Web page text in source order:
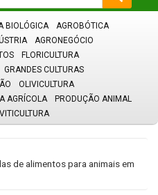
BIOLÓGICA
AGROBÓTICA
AGRONEGÓCIO
FLORICULTURA
GRANDES CULTURAS
OLIVICULTURA
AGRÍCOLA
PRODUÇÃO ANIMAL
VITICULTURA
de alimentos para animais em